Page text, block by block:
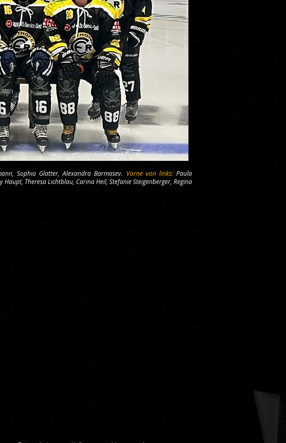
Sophia Glatter, Alexandra Barmasev. Vorne von links:Paula
Haupt, Theresa Lichtblau, Carina Heil, Stefanie Steigenberger, Regina